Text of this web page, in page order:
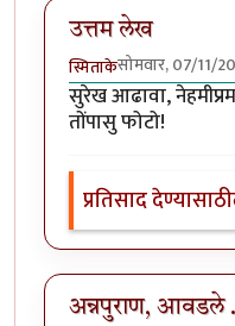
उत्तम लेख
स्मिताकेसोमवार, 07/11/
सुरेख आढावा,
तोंपासु फोटो!
प्रतिसाद देण्यासाठी
अन्नपुराण, आवडले